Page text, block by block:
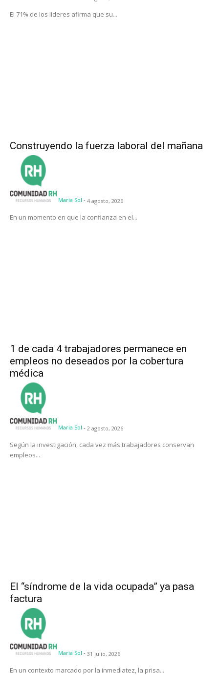
El 71% de los líderes afirma que su...
Construyendo la fuerza laboral del mañana
Maria Sol - 4 agosto, 2026
En un momento en que la confianza en el...
1 de cada 4 trabajadores permanece en
empleos no deseados por la cobertura
médica
Maria Sol - 2 agosto, 2026
Según la investigación, cada vez más trabajadores conservan
empleos...
El “síndrome de la vida ocupada” ya pasa
factura
Maria Sol - 31 julio, 2026
En un contexto marcado por la inmediatez, la prisa...